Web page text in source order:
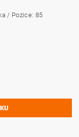
/ Pozice: 85